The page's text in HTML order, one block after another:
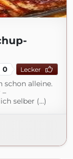
0 Lecker
schon alleine.
–
selber (...)